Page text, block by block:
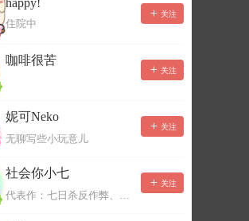
happy!
住院中
关注
咖啡很苦
关注
妮可Neko
无聊写些小玩意儿
关注
社会你小七
代表作：七日杀反作弊、七日杀云黑、七日杀BOT、七日杀云商城
关注